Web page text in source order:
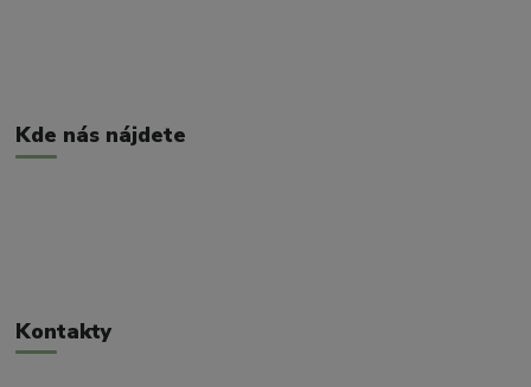
Kde nás nájdete
Kontakty